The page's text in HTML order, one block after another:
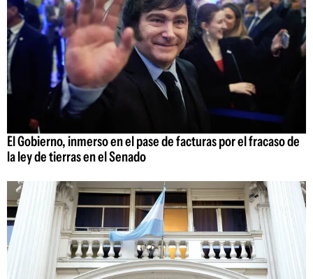
El Gobierno, inmerso en el pase de facturas por el fracaso de
la ley de tierras en el Senado